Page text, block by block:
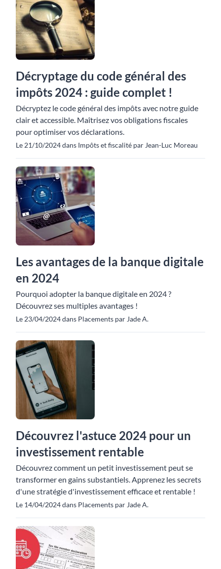
Décryptage du code général des
impôts 2024 : guide complet !
Décryptez le code général des impôts avec notre guide
clair et accessible. Maîtrisez vos obligations fiscales
pour optimiser vos déclarations.
Le 21/10/2024 dans Impôts et fiscalité par Jean-Luc Moreau
Les avantages de la banque digitale
en 2024
Pourquoi adopter la banque digitale en 2024 ?
Découvrez ses multiples avantages !
Le 23/04/2024 dans Placements par Jade A.
Découvrez l'astuce 2024 pour un
investissement rentable
Découvrez comment un petit investissement peut se
transformer en gains substantiels. Apprenez les secrets
d'une stratégie d'investissement efficace et rentable !
Le 14/04/2024 dans Placements par Jade A.